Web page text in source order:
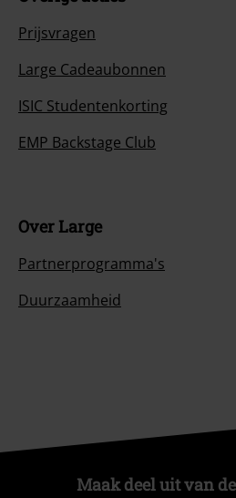
Prijsvragen
Large Cadeaubonnen
ISIC Studentenkorting
EMP Backstage Club
Over Large
Partnerprogramma's
Duurzaamheid
Maak deel uit van